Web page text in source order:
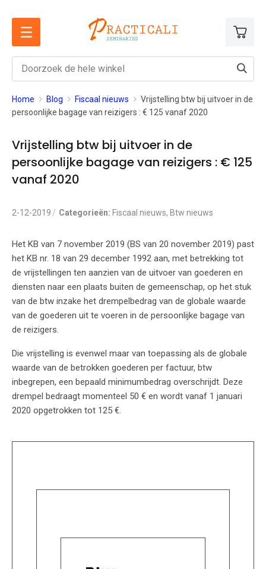
Ga
naar
inhoud
Home Blog Fiscaal nieuws
Vrijstelling btw bij uitvoer in de
persoonlijke bagage van reizigers : € 125 vanaf 2020
Vrijstelling btw bij uitvoer in de
persoonlijke bagage van reizigers : € 125
vanaf 2020
2-12-2019 Categorieën: Fiscaal nieuws, Btw nieuws
Het KB van 7 november 2019 (BS van 20 november 2019) past
het KB nr. 18 van 29 december 1992 aan, met betrekking tot
de vrijstellingen ten aanzien van de uitvoer van goederen en
diensten naar een plaats buiten de gemeenschap, op het stuk
van de btw inzake het drempelbedrag van de globale waarde
van de goederen uit te voeren in de persoonlijke bagage van
de reizigers.
Die vrijstelling is evenwel maar van toepassing als de globale
waarde van de betrokken goederen per factuur, btw
inbegrepen, een bepaald minimumbedrag overschrijdt. Deze
drempel bedraagt momenteel 50 € en wordt vanaf 1 januari
2020 opgetrokken tot 125 €.